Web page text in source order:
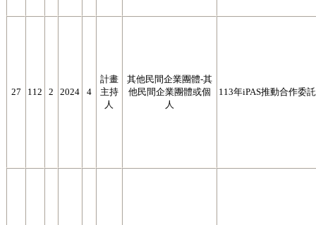
27 112 2 2024 4
計畫
主持
人
其他民間企業團體-其
他民間企業團體或個
人
113年iPAS推動合作委